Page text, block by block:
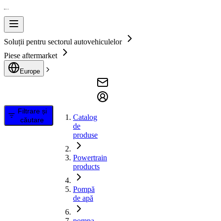
Soluții pentru sectorul autovehiculelor
Piese aftermarket
Europe
Filtrare și
căutare
Catalog
de
produse
Powertrain
products
Pompă
de apă